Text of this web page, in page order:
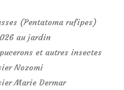
(Pentatoma rufipes)
au jardin
et autres insectes
Nozomi
Marie Dermar